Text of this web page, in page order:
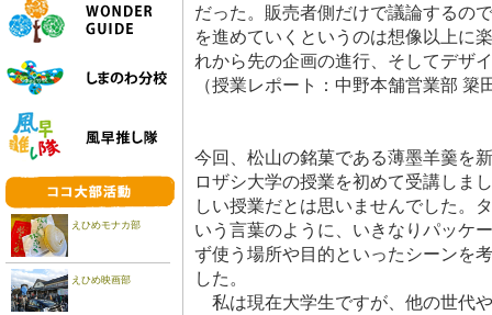
えひめモナカ部
えひめ映画部
だった。販売者側だけで議論するの
を進めていくというのは想像以上に
れから先の企画の進行、そしてデザ
（授業レポート：中野本舗営業部 簗
今回、松山の銘菓である薄墨羊羹を
ロザシ大学の授業を初めて受講しま
しい授業だとは思いませんでした。
いう言葉のように、いきなりパッケ
ず使う場所や目的といったシーンを
した。
私は現在大学生ですが、他の世代